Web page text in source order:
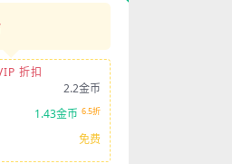
折扣
2.2金币
1.43金币 6.5折
免费